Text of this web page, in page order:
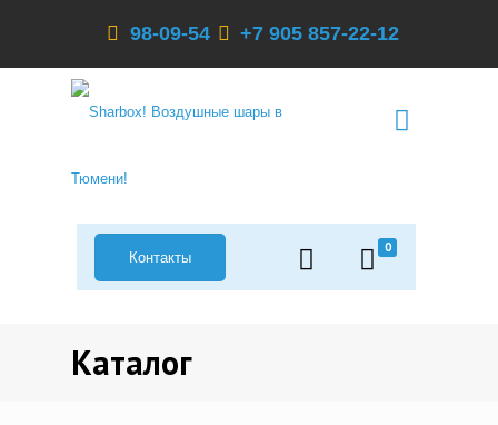
98-09-54 +7 905 857-22-12
0
Контакты
Каталог